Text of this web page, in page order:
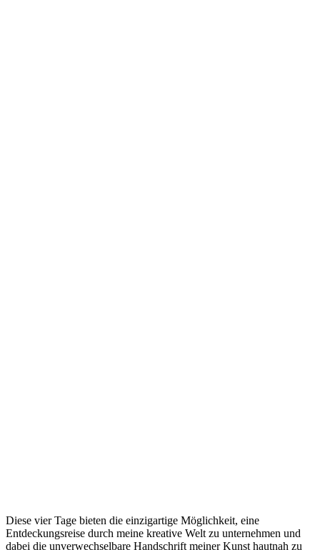
Diese vier Tage bieten die einzigartige Möglichkeit, eine
Entdeckungsreise durch meine kreative Welt zu unternehmen und
dabei die unverwechselbare Handschrift meiner Kunst hautnah zu